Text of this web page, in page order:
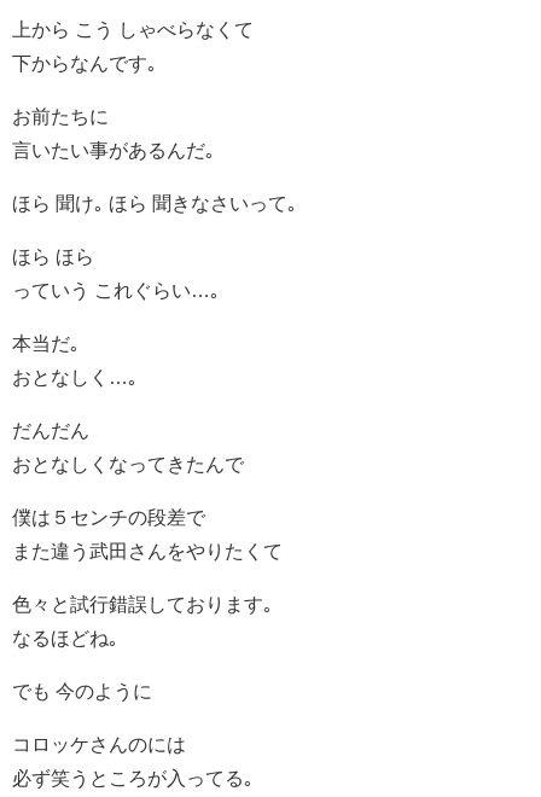
上から こう しゃべらなくて
下からなんです｡
お前たちに
言いたい事があるんだ｡
ほら 聞け｡ ほら 聞きなさいって｡
ほら ほら
っていう これぐらい…｡
本当だ｡
おとなしく…｡
だんだん
おとなしくなってきたんで
僕は５センチの段差で
また違う武田さんをやりたくて
色々と試行錯誤しております｡
なるほどね｡
でも 今のように
コロッケさんのには
必ず笑うところが入ってる｡